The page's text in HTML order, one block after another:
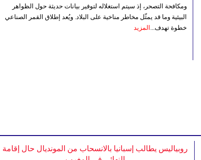
ومكافحة التصحر، إذ سيتم استغلاله لتوفير بيانات حديثة حول الظواهر
البيئية وما قد يمثّل مخاطر مناخية على البلاد. ويُعد إطلاق القمر الصناعي
خطوة تهدف... المزيد
روبياليس يطالب إسبانيا بالانسحاب من المونديال حال إقامة